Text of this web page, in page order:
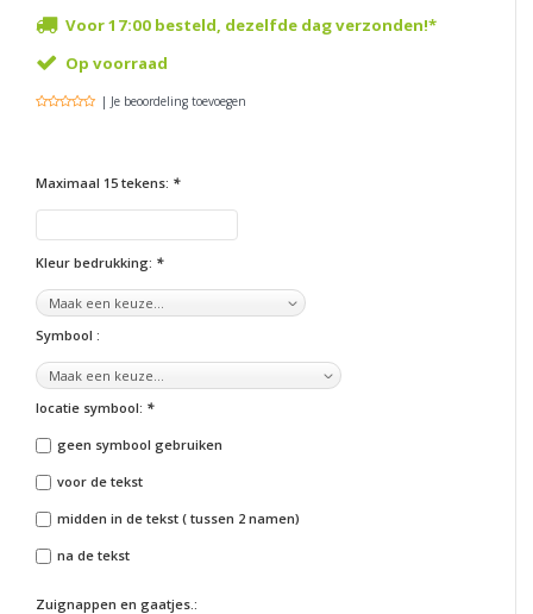
Voor 17:00 besteld, dezelfde dag verzonden!*
Op voorraad
| Je beoordeling toevoegen
Maximaal 15 tekens: *
Kleur bedrukking: *
Symbool :
locatie symbool: *
geen symbool gebruiken
voor de tekst
midden in de tekst ( tussen 2 namen)
na de tekst
Zuignappen en gaatjes.: